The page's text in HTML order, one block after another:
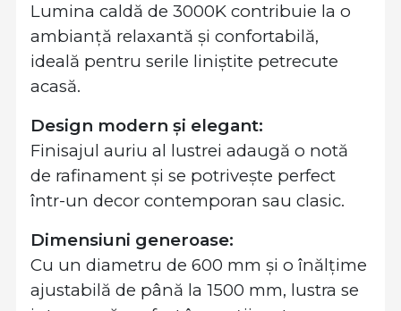
Lumina caldă de 3000K contribuie la o
ambianță relaxantă și confortabilă,
ideală pentru serile liniștite petrecute
acasă.
Design modern și elegant:
Finisajul auriu al lustrei adaugă o notă
de rafinament și se potrivește perfect
într-un decor contemporan sau clasic.
Dimensiuni generoase:
Cu un diametru de 600 mm și o înălțime
ajustabilă de până la 1500 mm, lustra se